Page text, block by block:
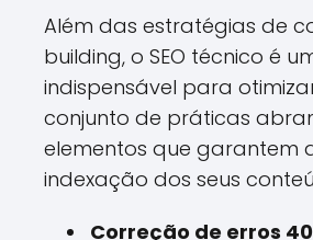
Além das estratégias de
building, o SEO técnico é
indispensável para
conjunto de práticas
elementos que garantem
indexação dos seus
Correção de erros